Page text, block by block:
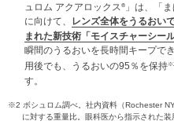
ュロム アクアロックス®」は、「
に向けて、
レンズ全体をうるおい
まれた新技術「モイスチャーシー
瞬間のうるおいを長時間キープで
用後でも、うるおいの95％を保持
す。
※2 ボシュロム調べ。社内資料（Rochester
に対する重量比。眼科医から指示された装